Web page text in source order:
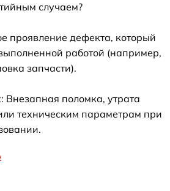
случаем?
проявление дефекта, который
работой (например,
запчасти).
поломка, утрата
техническим параметрам при